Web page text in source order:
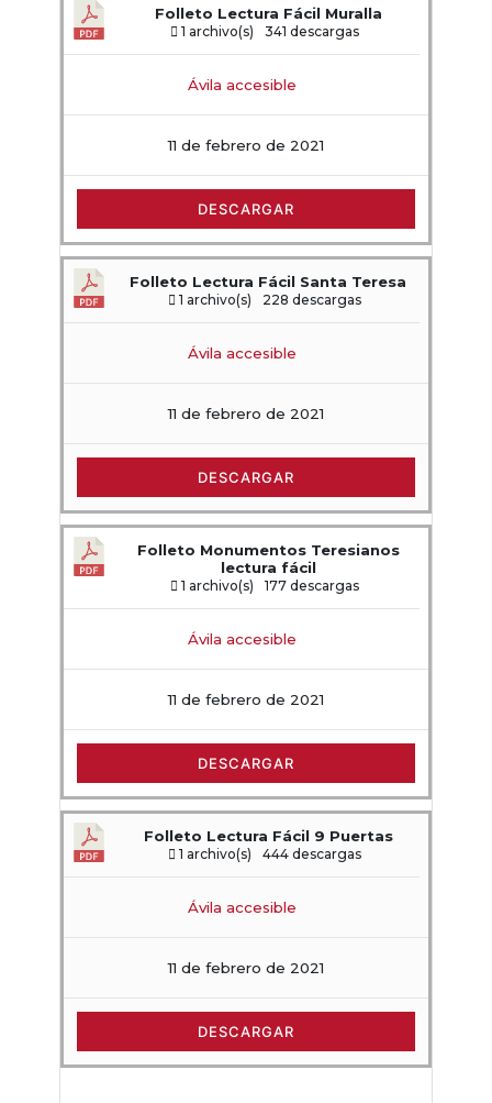
Folleto Lectura Fácil Muralla
1 archivo(s) 341 descargas
Ávila accesible
11 de febrero de 2021
DESCARGAR
Folleto Lectura Fácil Santa Teresa
1 archivo(s) 228 descargas
Ávila accesible
11 de febrero de 2021
DESCARGAR
Folleto Monumentos Teresianos
lectura fácil
1 archivo(s) 177 descargas
Ávila accesible
11 de febrero de 2021
DESCARGAR
Folleto Lectura Fácil 9 Puertas
1 archivo(s) 444 descargas
Ávila accesible
11 de febrero de 2021
DESCARGAR